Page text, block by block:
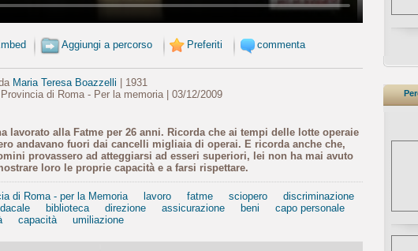
Aggiungi a percorso Preferiti commenta
Maria Teresa Boazzelli | 1931
di Roma - Per la memoria | 03/12/2009
lavorato alla Fatme per 26 anni. Ricorda che ai tempi delle lotte operaie
andavano fuori dai cancelli migliaia di operai. E ricorda anche che,
provassero ad atteggiarsi ad esseri superiori, lei non ha mai avuto
loro le proprie capacità e a farsi rispettare.
di Roma - per la Memoria lavoro fatme sciopero
discriminazione
biblioteca direzione assicurazione beni
capo personale
capacità umiliazione